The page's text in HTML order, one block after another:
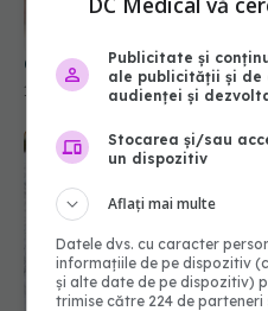
Ce se întâmplă cu
10 mar 2026, 16:11
Publicitate și
ale publicității și de
audienței și
Stocarea și/sau
un dispozitiv
Aflați mai multe
Datele dvs. cu caracter
informațiile de pe dispozitiv
și alte date de pe dispozitiv)
trimise către 224 de